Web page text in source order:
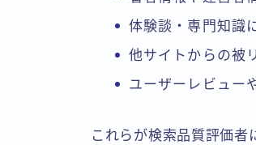
体験談・専門知識
他サイトからの被
ユーザーレビュー
これらが検索品質評価者